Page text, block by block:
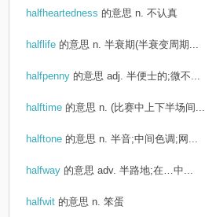
halfheartedness 的意思 n. 不认真
halflife 的意思 n. 半衰期(半衰变周期...
halfpenny 的意思 adj. 半便士的;微不...
halftime 的意思 n. (比赛中上下半场间...
halftone 的意思 n. 半音;中间色调;网...
halfway 的意思 adv. 半路地;在…中...
halfwit 的意思 n. 笨蛋